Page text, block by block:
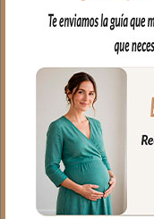
secado al natural.
Cierre con
tono del estampado.
Puedes llevar
bien organizadas
además cuenta
con cremallera.
Ideal para llevar de